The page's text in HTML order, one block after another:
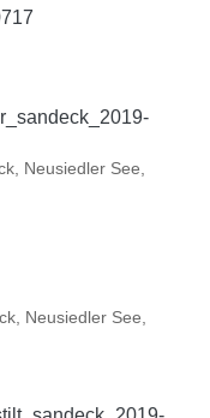
Neusiedler See,
Neusiedler See,